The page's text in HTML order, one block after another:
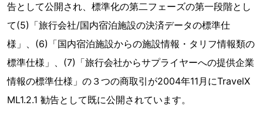
告として公開され、標準化の第二フェーズの第一段階とし
て(5)「旅行会社/国内宿泊施設の決済データの標準仕
様」、(6)「国内宿泊施設からの施設情報・タリフ情報類の
標準仕様」、(7)「旅行会社からサプライヤーへの提供企業
情報の標準仕様」の３つの商取引が2004年11月にTravelX
ML1.2.1 勧告として既に公開されています。